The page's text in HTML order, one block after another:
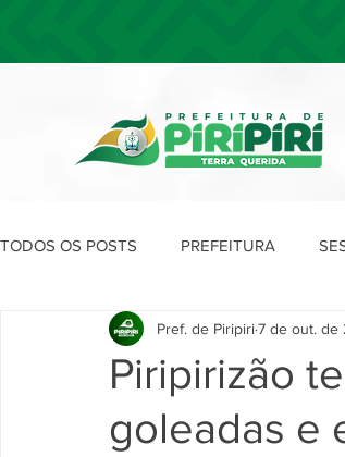
TODOS OS POSTS PREFEITURA
SEAD SEGOV
Piripirizão
goleadas e
Pref. de Piripiri7 de out. de